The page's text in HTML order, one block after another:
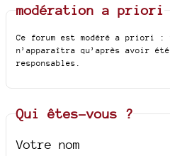
modération a priori
Ce forum est modéré a priori
n’apparaîtra qu’après avoir
responsables.
Qui êtes-vous ?
Votre nom